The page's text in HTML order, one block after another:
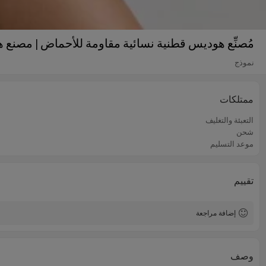
مُصنِّع هوديس قطنية نسائية مقاومة للأحماض |
نموذج
ممتلكات
التعبئة والتغليف
شحن
موعد التسليم
تقييم
إضافة مراجعة
وصف